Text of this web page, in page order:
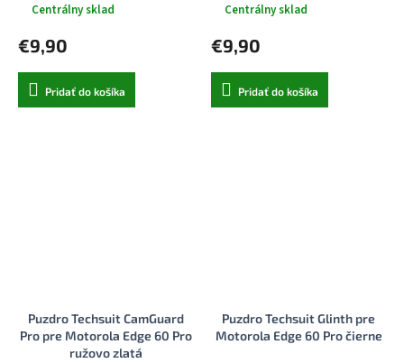
Centrálny sklad
€9,90
Pridať do košíka
Centrálny sklad
€9,90
Pridať do košíka
Puzdro Techsuit CamGuard
Pro pre Motorola Edge 60 Pro
ružovo zlatá
Puzdro Techsuit Glinth pre
Motorola Edge 60 Pro čierne